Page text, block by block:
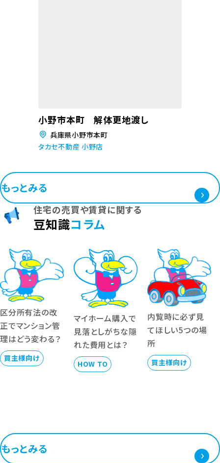
もっとみる
小野市本町 解体更地渡し
兵庫県小野市本町
タカセ不動産 小野店
住宅の売買や賃貸に関する
豆知識コラム
もっとみる
区分所有法の改
正でマンション管
理はどう変わる？
買主様向け
マイホーム購入で
見落としがちな隠
れた費用とは？
HOW TO
内覧時に必ず見
てほしい5つの場
所
買主様向け